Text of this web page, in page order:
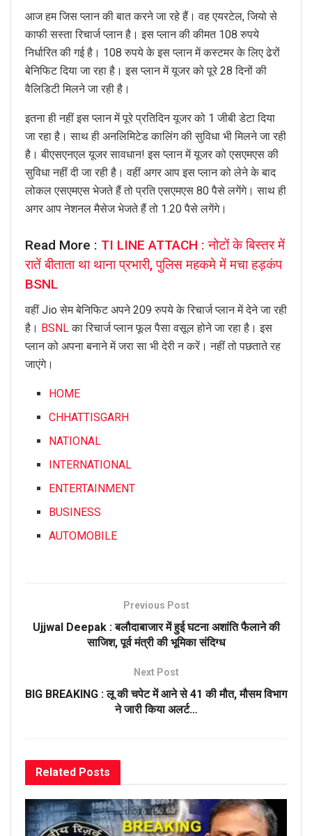
आज हम जिस प्लान की बात करने जा रहे हैं। वह एयरटेल, जियो से
काफी सस्ता रिचार्ज प्लान है। इस प्लान की कीमत 108 रुपये
निर्धारित की गई है। 108 रुपये के इस प्लान में कस्टमर के लिए ढेरों
बेनिफिट दिया जा रहा है। इस प्लान में यूजर को पूरे 28 दिनों की
वैलिडिटी मिलने जा रही है।
इतना ही नहीं इस प्लान में पूरे प्रतिदिन यूजर को 1 जीबी डेटा दिया
जा रहा है। साथ ही अनलिमिटेड कालिंग की सुविधा भी मिलने जा रही
है। बीएसएनएल यूजर सावधान! इस प्लान में यूजर को एसएमएस की
सुविधा नहीं दी जा रही है। वहीं अगर आप इस प्लान को लेने के बाद
लोकल एसएमएस भेजते हैं तो प्रति एसएमएस 80 पैसे लगेंगे। साथ ही
अगर आप नेशनल मैसेज भेजते हैं तो 1.20 पैसे लगेंगे।
Read More : TI LINE ATTACH : नोटों के बिस्तर में
रातें बीताता था थाना प्रभारी, पुलिस महकमे में मचा हड़कंप
BSNL
वहीं Jio सेम बेनिफिट अपने 209 रुपये के रिचार्ज प्लान में देने जा रही
है। BSNLका रिचार्ज प्लान फूल पैसा वसूल होने जा रहा है। इस
प्लान को अपना बनाने में जरा सा भी देरी न करें। नहीं तो पछताते रह
जाएंगे।
HOME
CHHATTISGARH
NATIONAL
INTERNATIONAL
ENTERTAINMENT
BUSINESS
AUTOMOBILE
Previous Post
Ujjwal Deepak : बलौदाबाजार में हुई घटना अशांति फैलाने की
साजिश, पूर्व मंत्री की भूमिका संदिग्ध
Next Post
BIG BREAKING : लू की चपेट में आने से 41 की मौत, मौसम विभाग
ने जारी किया अलर्ट…
Related Posts